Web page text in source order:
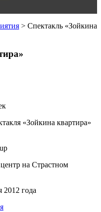
> Спектакль «Зойкина
«Зойкина квартира»
на Страстном
2012 года